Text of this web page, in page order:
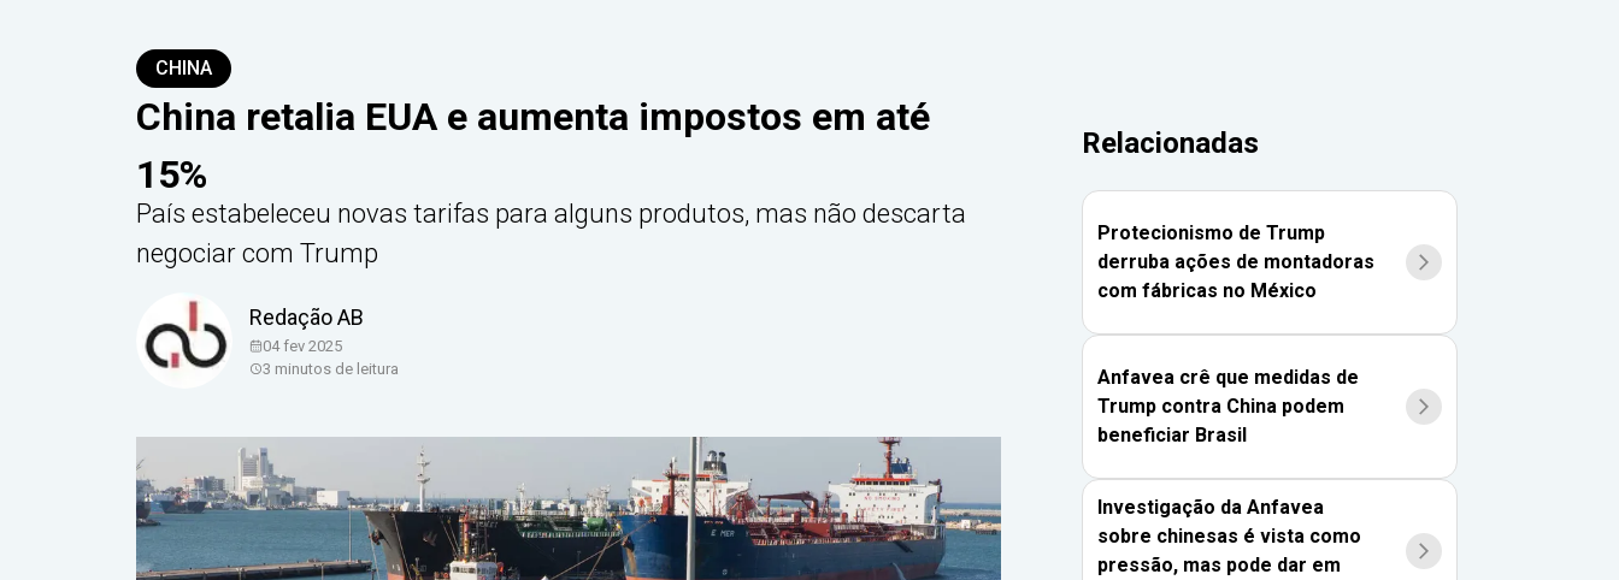
CHINA
China retalia EUA e aumenta impostos em até
15%
País estabeleceu novas tarifas para alguns produtos, mas não descarta
negociar com Trump
Redação AB
04 fev 2025
3 minutos de leitura
Relacionadas
Protecionismo de Trump
derruba ações de montadoras
com fábricas no México
Anfavea crê que medidas de
Trump contra China podem
beneficiar Brasil
Investigação da Anfavea
sobre chinesas é vista como
pressão, mas pode dar em